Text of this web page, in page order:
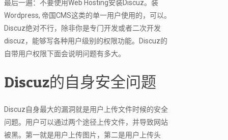
最后一遍：不要使用Web Hosting安装Discuz。装
Wordpress, 帝国CMS这类的单一用户使用的，可以。
Discuz绝对不行，除非你是专门开发或者二次开发
discuz，能够写各种用户级别的权限功能。Discuz的
自带用户权限下面会说明问题有多大。
Discuz的自身安全问题
Discuz自身最大的漏洞就是用户上传文件时候的安全
问题。用户可以通过两个途径上传文件，并导致网站
被黑。第一就是用户上传图片，第二是用户上传头